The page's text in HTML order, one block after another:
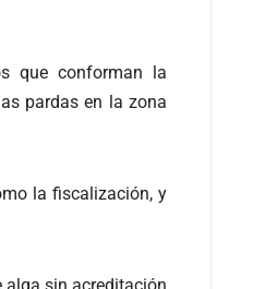
que conforman la
pardas en la zona
la fiscalización, y